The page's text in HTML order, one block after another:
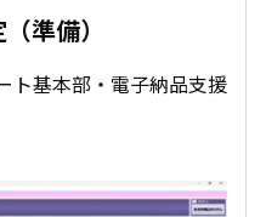
準備）
ト基本部・電子納品支援